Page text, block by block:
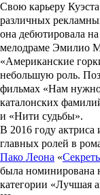
Свою карьеру
различных
она дебютировала
мелодраме Эмилио
«Американские
небольшую роль.
фильмах «Нам
каталонских
и «Нити судьбы».
В 2016 году актриса
главных ролей в
Пако Леона «
была номинирована
категории «Лучшая